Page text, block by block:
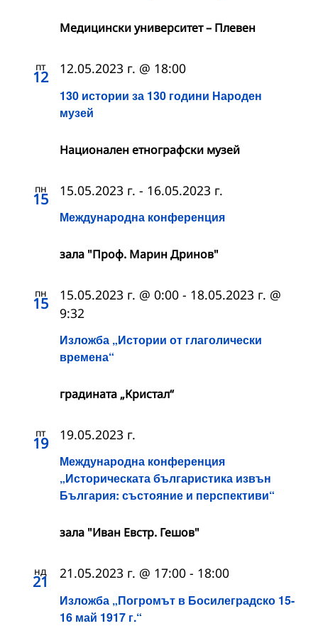
Медицински университет – Плевен
пт
12
130 истории за 130 години Народен
музей
12.05.2023 г. @ 18:00
Националeн етнографски музей
пн
15
Международна конференция
15.05.2023 г. - 16.05.2023 г.
зала "Проф. Марин Дринов"
пн
15
Изложба „Истории от глаголически
времена“
15.05.2023 г. @ 0:00 - 18.05.2023 г. @
9:32
градината „Кристал“
пт
19
Международна конференция
„Историческата българистика извън
България: състояние и перспективи“
19.05.2023 г.
зала "Иван Евстр. Гешов"
нд
21
Изложба „Погромът в Босилеградско 15-
16 май 1917 г.“
21.05.2023 г. @ 17:00 - 18:00